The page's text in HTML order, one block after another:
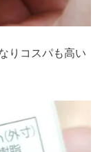
りコスパも高い